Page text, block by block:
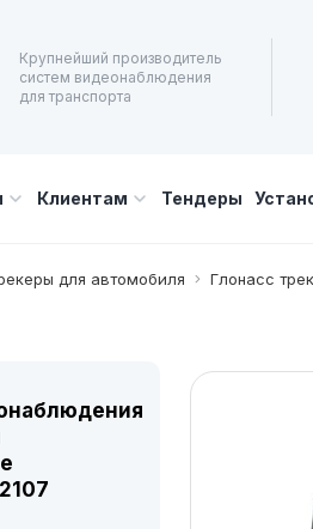
Крупнейший производитель
систем видеонаблюдения
для транспорта
Клиентам Тендеры
для автомобиля Глонасс